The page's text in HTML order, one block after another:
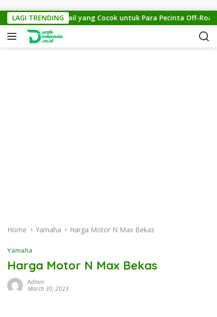
LAGI TRENDING
150: Motor Trail yang Cocok untuk Para Pecinta Off-Road
Home Yamaha Harga Motor N Max Bekas
Yamaha
Harga Motor N Max Bekas
Admin
March 30, 2023